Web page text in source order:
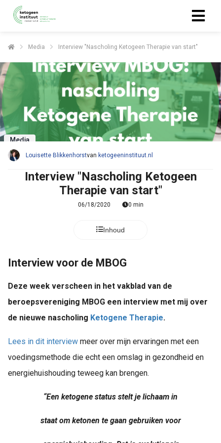
Media Interview "Nascholing Ketogeen Therapie van start"
Media
Louisette Blikkenhorstvan ketogeeninstituut.nl
Interview "Nascholing Ketogeen
Therapie van start"
06/18/2020 0 min
Inhoud
Interview voor de MBOG
Deze week verscheen in het vakblad van de
beroepsvereniging MBOG een interview met mij over
de nieuwe nascholing Ketogene Therapie.
Lees in dit interview meer over mijn ervaringen met een
voedingsmethode die echt een omslag in gezondheid en
energiehuishouding teweeg kan brengen.
“Een ketogene status stelt je lichaam in
staat om ketonen te gaan gebruiken voor
policy
zijn
om
worden
over
van
op